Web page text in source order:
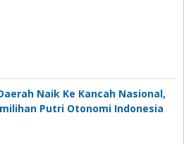
Naik Ke Kancah Nasional,
Putri Otonomi Indonesia